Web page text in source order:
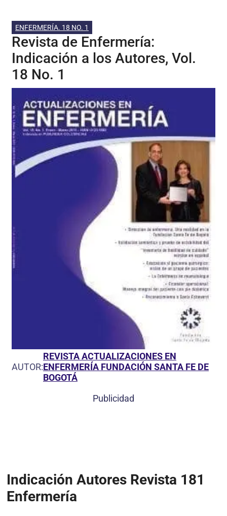
ENFERMERÍA. 18 NO. 1
Revista de Enfermería:
Indicación a los Autores, Vol.
18 No. 1
AUTOR:
REVISTA ACTUALIZACIONES EN
ENFERMERÍA FUNDACIÓN SANTA FE DE
BOGOTÁ
Publicidad
Indicación Autores Revista 181
Enfermería